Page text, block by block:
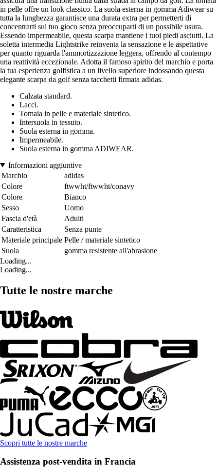
in pelle offre un look classico. La suola esterna in gomma Adiwear su
tutta la lunghezza garantisce una durata extra per permetterti di
concentrarti sul tuo gioco senza preoccuparti di un possibile usura.
Essendo impermeabile, questa scarpa mantiene i tuoi piedi asciutti. La
soletta intermedia Lightstrike reinventa la sensazione e le aspettative
per quanto riguarda l'ammortizzazione leggera, offrendo al contempo
una reattività eccezionale. Adotta il famoso spirito del marchio e porta
la tua esperienza golfistica a un livello superiore indossando questa
elegante scarpa da golf senza tacchetti firmata adidas.
Calzata standard.
Lacci.
Tomaia in pelle e materiale sintetico.
Intersuola in tessuto.
Suola esterna in gomma.
Impermeabile.
Suola esterna in gomma ADIWEAR.
Informazioni aggiuntive
Marchio
adidas
Colore
ftwwht/ftwwht/conavy
Colore
Bianco
Sesso
Uomo
Fascia d'età
Adulti
Caratteristica
Senza punte
Materiale principale Pelle / materiale sintetico
Suola
gomma resistente all'abrasione
Loading...
Loading...
Tutte le nostre marche
Scopri tutte le nostre marche
Assistenza post-vendita in Francia